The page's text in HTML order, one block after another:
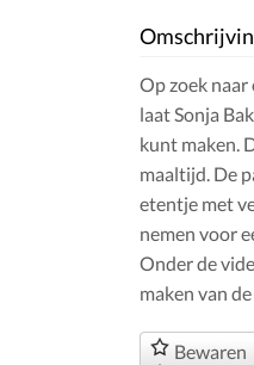
Op zoek
laat Sonja
kunt maken.
maaltijd. De
etentje met
nemen voor
Onder de
maken van
Bewaren